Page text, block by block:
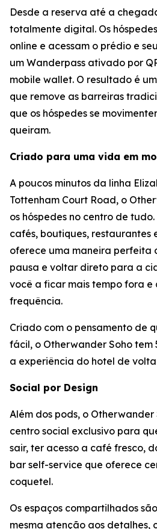
Desde a reserva até a
totalmente digital. Os
online e acessam o prédio e
um Wanderpass ativado por
mobile wallet. O resultado é
que remove as barreiras
que os hóspedes se
queiram.
Criado para uma vida em
A poucos minutos da linha
Tottenham Court Road, o
os hóspedes no centro de
cafés, boutiques, restaurantes
oferece uma maneira perfeita
pausa e voltar direto para a
você a ficar mais tempo fora e
frequência.
Criado com o pensamento de
fácil, o Otherwander Soho tem
a experiência do hotel de
Social por Design
Além dos pods, o
centro social exclusivo para
sair, ter acesso a café fresco,
bar self-service que oferece
coquetel.
Os espaços compartilhados
mesma atenção aos detalhes,